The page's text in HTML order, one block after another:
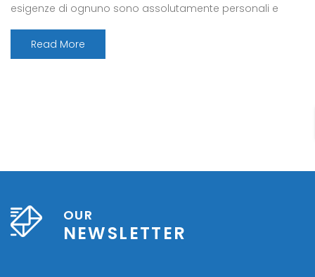
esigenze di ognuno sono assolutamente personali e
d’italiani di ogni fascia d’età ha rivelato quali sono i sogni
e i progetti per la propria abitazione nati al tempo della
Read More
OUR
NEWSLETTER